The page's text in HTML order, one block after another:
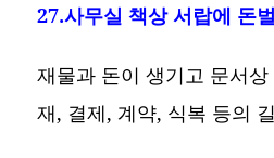
27.사무실 책상 서랍에 돈
재물과 돈이 생기고 문서
재, 결제, 계약, 식복 등의